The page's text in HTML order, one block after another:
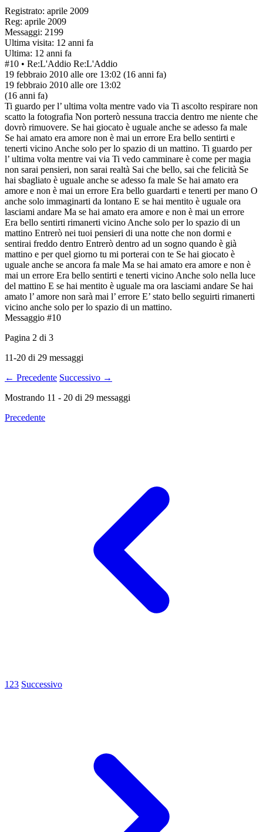
Registrato: aprile 2009
Reg: aprile 2009
Messaggi: 2199
Ultima visita: 12 anni fa
Ultima: 12 anni fa
#10 • Re:L'Addio Re:L'Addio
19 febbraio 2010 alle ore 13:02 (16 anni fa)
19 febbraio 2010 alle ore 13:02
(16 anni fa)
Ti guardo per l’ ultima volta mentre vado via Ti ascolto respirare non
scatto la fotografia Non porterò nessuna traccia dentro me niente che
dovrò rimuovere. Se hai giocato è uguale anche se adesso fa male
Se hai amato era amore non è mai un errore Era bello sentirti e
tenerti vicino Anche solo per lo spazio di un mattino. Ti guardo per
l’ ultima volta mentre vai via Ti vedo camminare è come per magia
non sarai pensieri, non sarai realtà Sai che bello, sai che felicità Se
hai sbagliato è uguale anche se adesso fa male Se hai amato era
amore e non è mai un errore Era bello guardarti e tenerti per mano O
anche solo immaginarti da lontano E se hai mentito è uguale ora
lasciami andare Ma se hai amato era amore e non è mai un errore
Era bello sentirti rimanerti vicino Anche solo per lo spazio di un
mattino Entrerò nei tuoi pensieri di una notte che non dormi e
sentirai freddo dentro Entrerò dentro ad un sogno quando è già
mattino e per quel giorno tu mi porterai con te Se hai giocato è
uguale anche se ancora fa male Ma se hai amato era amore e non è
mai un errore Era bello sentirti e tenerti vicino Anche solo nella luce
del mattino E se hai mentito è uguale ma ora lasciami andare Se hai
amato l’ amore non sarà mai l’ errore E’ stato bello seguirti rimanerti
vicino anche solo per lo spazio di un mattino.
Messaggio #10
Pagina 2 di 3
11-20 di 29 messaggi
← Precedente Successivo →
Mostrando 11 - 20 di 29 messaggi
Precedente
1 23 Successivo